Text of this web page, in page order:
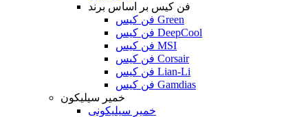
فن کیس بر اساس برند
فن کیس Green
فن کیس DeepCool
فن کیس MSI
فن کیس Corsair
فن کیس Lian-Li
فن کیس Gamdias
خمیر سیلیکون
خمیر سیلیکونی